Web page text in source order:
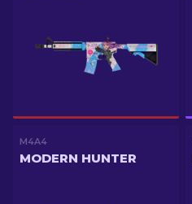
M4A4
MODERN HUNTER